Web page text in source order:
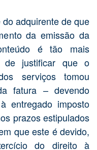
adquirente de que
da emissão da
é tão mais
de justificar que o
serviços tomou
fatura – devendo
entregado imposto
prazos estipulados
que este é devido,
do direito à